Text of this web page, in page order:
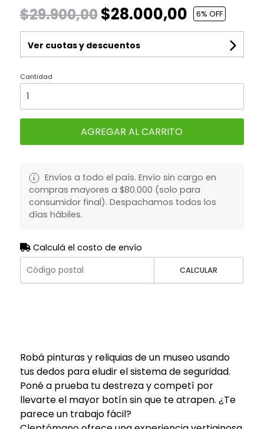
$29.900,00$28.000,00 6% OFF
Ver cuotas y descuentos
Cantidad
AGREGAR AL CARRITO
Envíos a todo el país. Envío sin cargo en
compras mayores a $80.000 (solo para
consumidor final). Despachamos todos los
días hábiles.
Calculá el costo de envío
CALCULAR
Robá pinturas y reliquias de un museo usando
tus dedos para eludir el sistema de seguridad.
Poné a prueba tu destreza y competí por
llevarte el mayor botín sin que te atrapen. ¿Te
parece un trabajo fácil?